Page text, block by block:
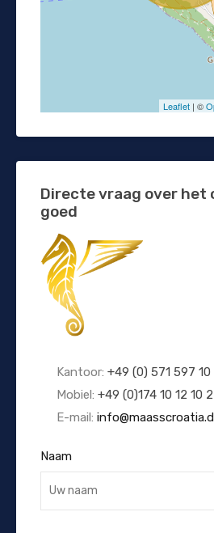
Leaflet | ©
Directe vraag over het
goed
Kantoor: +49 (0) 571 597 10
Mobiel: +49 (0)174 10 12 10 2
E-mail:
Naam